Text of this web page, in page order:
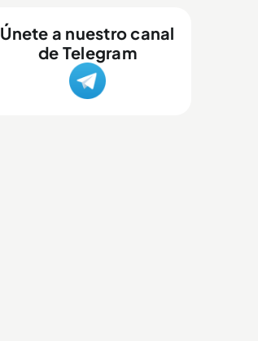
Únete a nuestro canal
de Telegram